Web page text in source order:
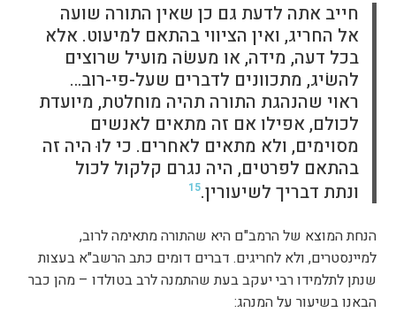
חייב אתה לדעת גם כן שאין התורה שועה
אל החריג, ואין הציווי בהתאם למיעוט. אלא
בכל דעה, מידה, או מעשׂה מועיל שרוצים
להשׂיג, מתכוונים לדברים שעל-פי-רוב…
ראוי שהנהגת התורה תהיה מוחלטת, מיועדת
לכולם, אפילו אם זה מתאים לאנשים
מסוימים, ולא מתאים לאחרים. כי לוּ היה זה
בהתאם לפרטים, היה נגרם קלקול לכול
ונתת דבריך לשיעורין.15
הנחת המוצא של הרמב"ם היא שהתורה מתאימה לרוב,
למיינסטרים, ולא לחריגים. דברים דומים כתב הרשב"א בעצות
שנתן לתלמידו רבי יעקב בעת שהתמנה לרב בטולדו – מהן כבר
הבאנו בשיעור על המנהג: